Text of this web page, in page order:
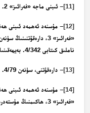
[11]– ئىبنى ماجە «فەرائىز» 2.
[12]
ناملىق كىتابى 4/342. بەيھەقىنىڭ ئەسسۈنەنۇلكۇبرا ناملىق كىتابى 6/216.
[13]– دارەقۇتنى، سۈنەن 4/79.
[14]
«فەرائىز» 3، ھاكىمنىڭ مۇستەدرەك ناملىق كىتابى 4/342.